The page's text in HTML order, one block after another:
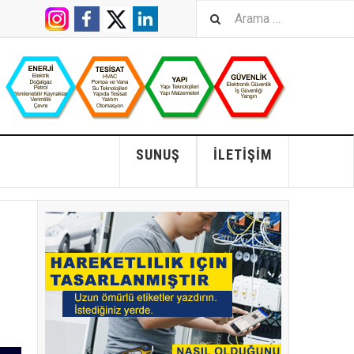
İLETIŞIM
SUNUŞ